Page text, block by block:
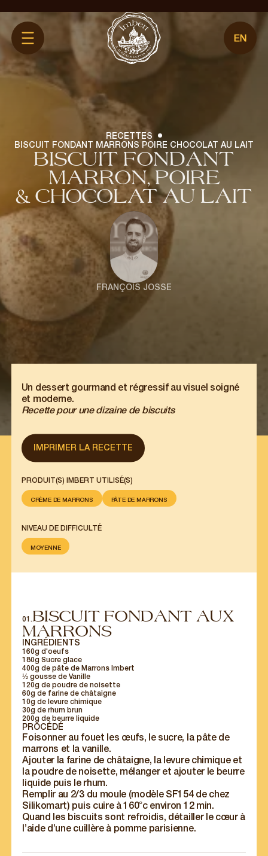
directement
contenu
COLLECTION VINTAGE
NOS AUTRES PRODUITS
RECETTES
BISCUIT FONDANT MARRONS POIRE CHOCOLAT AU LAIT
BISCUIT FONDANT
MARRON, POIRE
& CHOCOLAT AU LAIT
FRANÇOIS JOSSE
Un dessert gourmand et régressif au visuel soigné
et moderne.
Recette pour une dizaine de biscuits
IMPRIMER LA RECETTE
PRODUIT(S) IMBERT UTILISÉ(S)
CRÈME DE MARRONS PÂTE DE MARRONS
NIVEAU DE DIFFICULTÉ
MOYENNE
01.BISCUIT FONDANT AUX
MARRONS
INGRÉDIENTS
160g d'oeufs
180g Sucre glace
400g de pâte de Marrons Imbert
½ gousse de Vanille
120g de poudre de noisette
60g de farine de châtaigne
10g de levure chimique
30g de rhum brun
200g de beurre liquide
PROCÉDÉ
Foisonner au fouet les œufs, le sucre, la pâte de
marrons et la vanille.
Ajouter la farine de châtaigne, la levure chimique et
la poudre de noisette, mélanger et ajouter le beurre
liquide puis le rhum.
Remplir au 2/3 du moule (modèle SF154 de chez
Silikomart) puis cuire à 160°c environ 12 min.
Quand les biscuits sont refroidis, détailler le cœur à
l’aide d’une cuillère à pomme parisienne.